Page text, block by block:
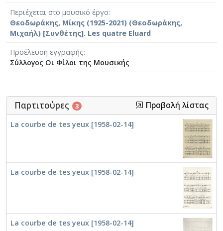
Περιέχεται στο μουσικό έργο
Θεοδωράκης, Μίκης (1925-2021) (Θεοδωράκης,
Μιχαήλ) [Συνθέτης]. Les quatre Eluard
Προέλευση εγγραφής
Σύλλογος Οι Φίλοι της Μουσικής
Παρτιτούρες 3 Προβολή λίστας
La courbe de tes yeux [1958-02-14]
La courbe de tes yeux [1958-02-14]
La courbe de tes yeux [1958-02-14]